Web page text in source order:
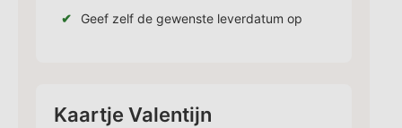
Geef zelf de gewenste leverdatum op
Kaartje Valentijn